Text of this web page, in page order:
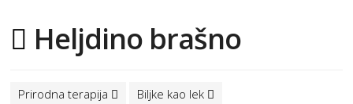
Heljdino brašno
Prirodna terapija Biljke kao lek